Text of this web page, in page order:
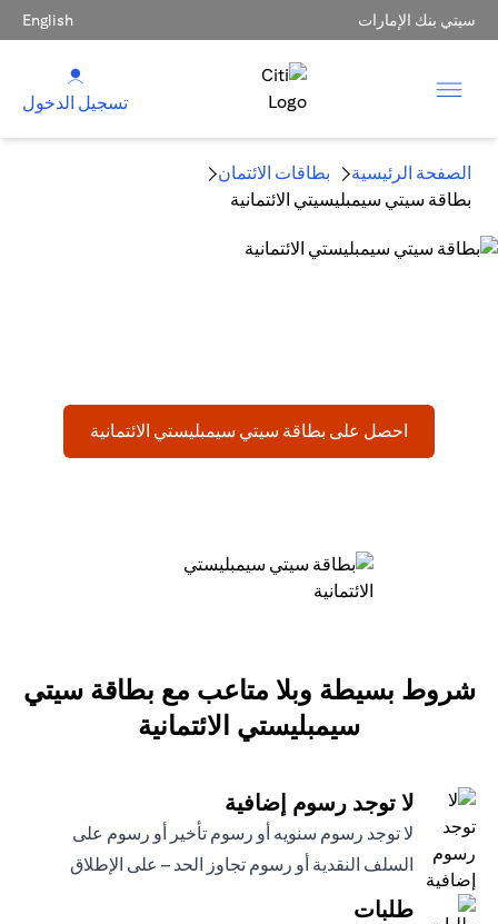
سيتي بنك الإمارات English
تسجيل الدخول
الصفحة الرئيسية
بطاقات الائتمان
بطاقة سيتي سيمبليسيتي الائتمانية
احصل على بطاقة سيتي سيمبليستي الائتمانية
شروط بسيطة وبلا متاعب مع بطاقة سيتي
سيمبليستي الائتمانية
لا توجد رسوم إضافية
لا توجد رسوم سنويه أو رسوم تأخير أو رسوم على
السلف النقدية أو رسوم تجاوز الحد – على الإطلاق
طلبات